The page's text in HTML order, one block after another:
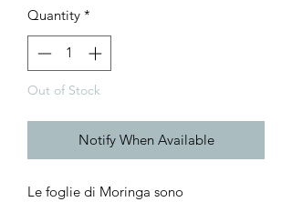
Quantity *
Out of Stock
Notify When Available
Le foglie di Moringa sono